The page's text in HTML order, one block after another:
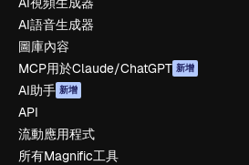
AI語音生成器
圖庫內容
MCP用於Claude/ChatGPT 新增
AI助手 新增
API
流動應用程式
所有Magnific工具